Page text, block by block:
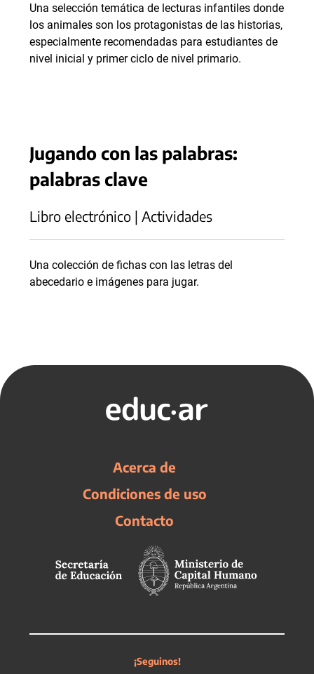
Una selección temática de lecturas infantiles donde
los animales son los protagonistas de las historias,
especialmente recomendadas para estudiantes de
nivel inicial y primer ciclo de nivel primario.
Jugando con las palabras:
palabras clave
Libro electrónico | Actividades
Una colección de fichas con las letras del
abecedario e imágenes para jugar.
Acerca de
Condiciones de uso
Contacto
¡Seguinos!